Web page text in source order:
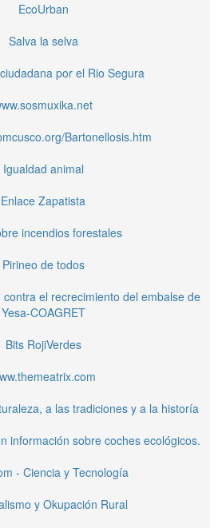
EcoUrban
Salva la selva
por el Rio Segura
Bartonellosis.htm
Igualdad animal
Enlace Zapatista
incendios forestales
Pirineo de todos
el recrecimiento del embalse de
Yesa-COAGRET
Bits RojiVerdes
a las tradiciones y a la historía
información sobre coches ecológicos.
- Ciencia y Tecnología
y Okupación Rural